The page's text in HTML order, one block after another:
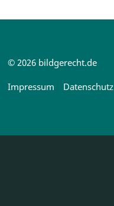
© 2026 bildgerecht.de
Impressum Datenschutz